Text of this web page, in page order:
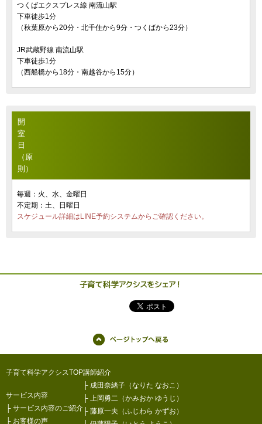
つくばエクスプレス線 南流山駅
下車徒歩1分
（秋葉原から20分・北千住から9分・つくばから23分）
JR武蔵野線 南流山駅
下車徒歩1分
（西船橋から18分・南越谷から15分）
開
室
日
（原
則）
毎週：火、水、金曜日
不定期：土、日曜日
スケジュール詳細はLINE予約システムからご確認ください。
子育て科学アクシスTOP
サービス内容
├ サービス内容のご紹介
├ お客様の声
講師紹介
├ 成田奈緒子（なりた なおこ）
├
上岡勇二（かみおか ゆうじ）
├ 藤原一夫（ふじわら かずお）